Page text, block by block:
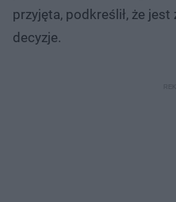
przyjęta, podkreślił, że
decyzje.